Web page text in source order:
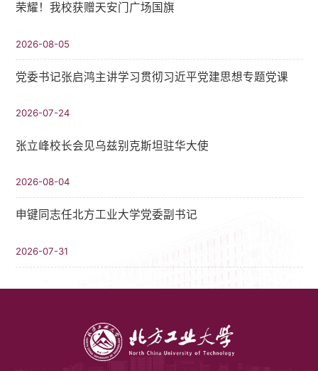
荣耀！我校获赠天安门广场国旗
2026-08-05
党委书记张启鸿主讲学习贯彻习近平党建思想专题党课
2026-07-24
张立峰校长会见乌兹别克斯坦驻华大使
2026-08-04
申键同志任北方工业大学党委副书记
2026-07-31